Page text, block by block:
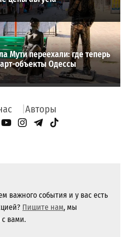
Мути переехали: где теперь
объекты Одессы
Авторы
Page
YouTube
Instagram
Telegram
TikTok
важного события и у вас есть
Пишите нам, мы
с вами.